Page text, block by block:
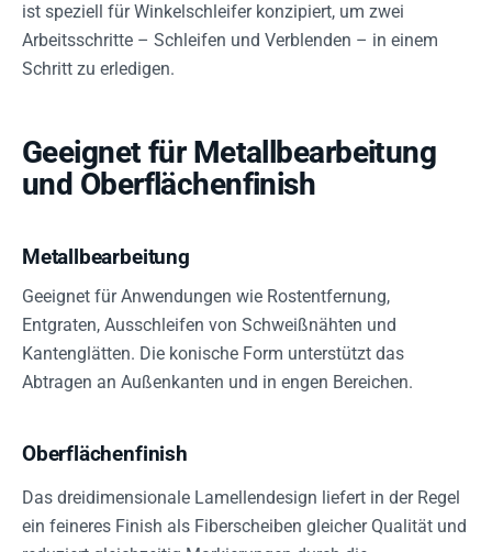
ist speziell für Winkelschleifer konzipiert, um zwei
Arbeitsschritte – Schleifen und Verblenden – in einem
Schritt zu erledigen.
Geeignet für Metallbearbeitung
und Oberflächenfinish
Metallbearbeitung
Geeignet für Anwendungen wie Rostentfernung,
Entgraten, Ausschleifen von Schweißnähten und
Kantenglätten. Die konische Form unterstützt das
Abtragen an Außenkanten und in engen Bereichen.
Oberflächenfinish
Das dreidimensionale Lamellendesign liefert in der Regel
ein feineres Finish als Fiberscheiben gleicher Qualität und